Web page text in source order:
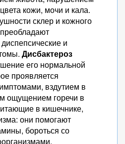
кожи, мочи и кала.
склер и кожного
и
Дисбактероз
его нормальной
проявляется
вздутием в
ощущением горечи в
в кишечнике,
они помогают
бороться со